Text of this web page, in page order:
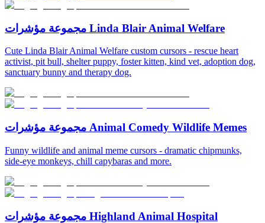
مجموعة مؤشرات Linda Blair Animal Welfare
Cute Linda Blair Animal Welfare custom cursors - rescue heart
activist, pit bull, shelter puppy, foster kitten, kind vet, adoption dog,
sanctuary bunny and therapy dog.
مجموعة مؤشرات Animal Comedy Wildlife Memes
Funny wildlife and animal meme cursors - dramatic chipmunks,
side-eye monkeys, chill capybaras and more.
مجموعة مؤشرات Highland Animal Hospital